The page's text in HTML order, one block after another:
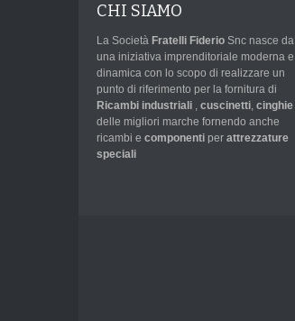
CHI SIAMO
La Società Fratelli Fiderio Snc nasce da
una iniziativa imprenditoriale moderna e
dinamica con lo scopo di realizzare un
punto di riferimento per la fornitura di
Ricambi industriali , cuscinetti, cinghie
delle migliori marche fornendo anche
ricambi e componenti per attrezzature
speciali